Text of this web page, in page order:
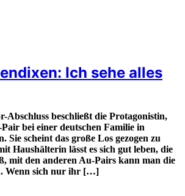
Ich sehe alles
Abschluss beschließt die Protagonistin,
bei einer deutschen Familie in
Sie scheint das große Los gezogen zu
Haushälterin lässt es sich gut leben, die
mit den anderen Au-Pairs kann man die
Wenn sich nur ihr […]